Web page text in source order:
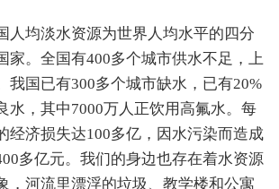
均淡水资源为世界人均水平的四分
家。全国有400多个城市供水不足，上
我国已有300多个城市缺水，已有20%
水，其中7000万人正饮用高氟水。每
经济损失达100多亿，因水污染而造成
多亿元。我们的身边也存在着水资源
，河流里漂浮的垃圾、教学楼和公寓